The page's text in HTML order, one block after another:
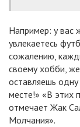
Например: у вас
увлекаетесь
сожалению,
своему хобби,
оставляешь
месте!» «В этих
отмечает Жак
Молчания».